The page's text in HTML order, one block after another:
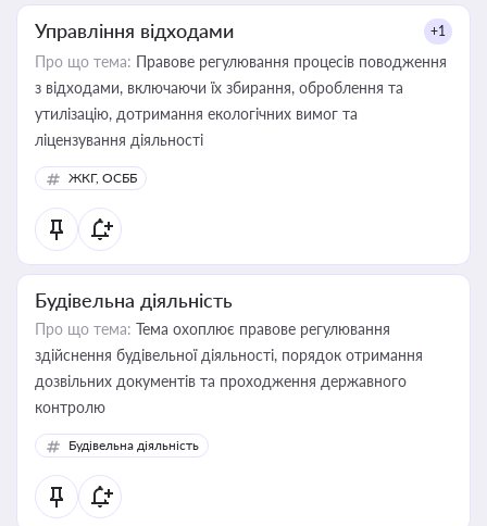
Управління відходами +1
Про що тема: Правове регулювання процесів поводження
з відходами, включаючи їх збирання, оброблення та
утилізацію, дотримання екологічних вимог та
ліцензування діяльності
ЖКГ, ОСББ
Будівельна діяльність
Про що тема: Тема охоплює правове регулювання
здійснення будівельної діяльності, порядок отримання
дозвільних документів та проходження державного
контролю
Будівельна діяльність